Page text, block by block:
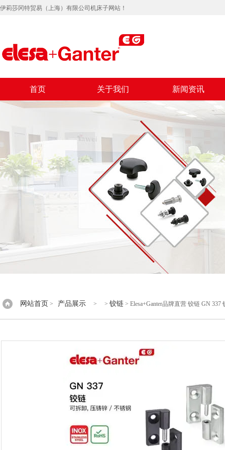
伊莉莎冈特贸易（上海）有限公司机床子网站！
首页 关于我们 新闻资讯
网站首页 > 产品展示 > > 铰链 > Elesa+Ganter品牌直营 铰链 GN